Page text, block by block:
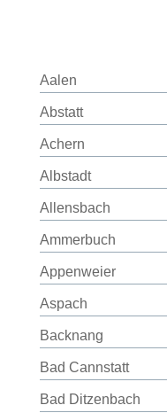
Aalen
Abstatt
Achern
Albstadt
Allensbach
Ammerbuch
Appenweier
Aspach
Backnang
Bad Cannstatt
Bad Ditzenbach